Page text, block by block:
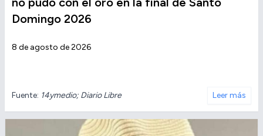
Domingo 2026
8 de agosto de 2026
Fuente: 14ymedio; Diario Libre Leer más